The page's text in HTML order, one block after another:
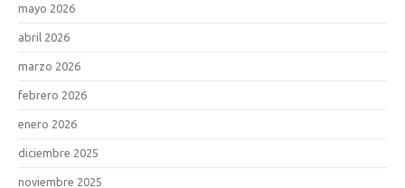
mayo 2026
abril 2026
marzo 2026
febrero 2026
enero 2026
diciembre 2025
noviembre 2025